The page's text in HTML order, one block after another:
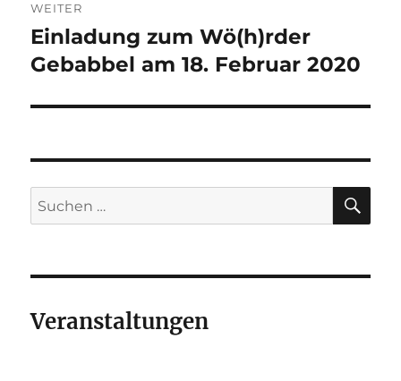
WEITER
Nächster
Beitrag:
Einladung zum Wö(h)rder
Gebabbel am 18. Februar 2020
Suchen
nach:
Veranstaltungen